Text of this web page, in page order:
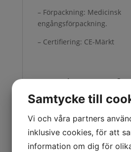
– Förpackning: Medicinsk
engångsförpackning.
– Certifiering: CE-Märkt
Ytterligare
Antal
11,
Samtycke till
Vi och våra partners
inklusive cookies, för att
information om dig för